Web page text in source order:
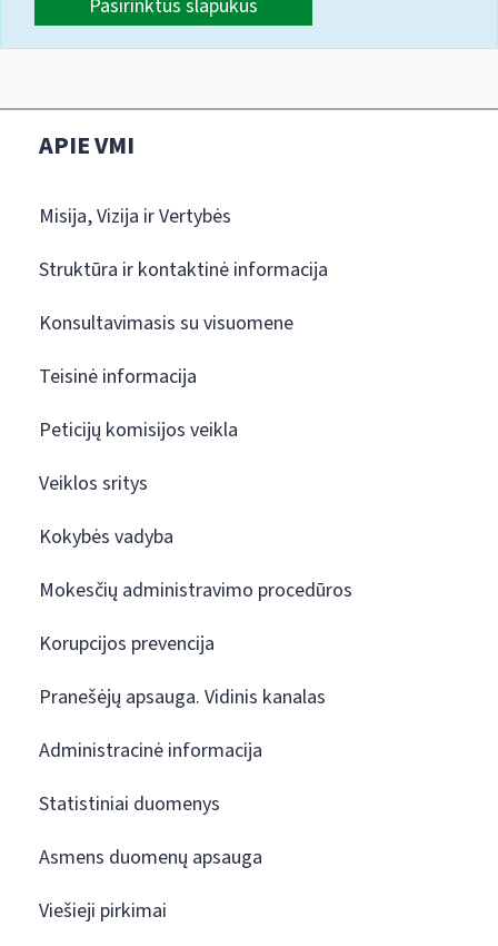
Pasirinktus slapukus
APIE VMI
Misija, Vizija ir Vertybės
Struktūra ir kontaktinė informacija
Konsultavimasis su visuomene
Teisinė informacija
Peticijų komisijos veikla
Veiklos sritys
Kokybės vadyba
Mokesčių administravimo procedūros
Korupcijos prevencija
Pranešėjų apsauga. Vidinis kanalas
Administracinė informacija
Statistiniai duomenys
Asmens duomenų apsauga
Viešieji pirkimai